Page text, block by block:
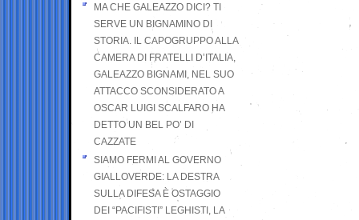
MA CHE GALEAZZO DICI? TI
SERVE UN BIGNAMINO DI
STORIA. IL CAPOGRUPPO ALLA
CAMERA DI FRATELLI D’ITALIA,
GALEAZZO BIGNAMI, NEL SUO
ATTACCO SCONSIDERATO A
OSCAR LUIGI SCALFARO HA
DETTO UN BEL PO’ DI
CAZZATE
SIAMO FERMI AL GOVERNO
GIALLOVERDE: LA DESTRA
SULLA DIFESA È OSTAGGIO
DEI “PACIFISTI” LEGHISTI, LA